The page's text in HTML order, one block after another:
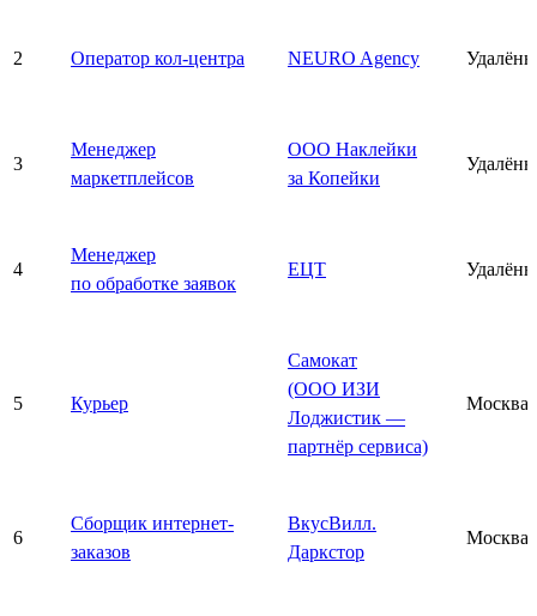
2 Оператор кол-центра NEURO Agency
3
Менеджер
маркетплейсов
ООО Наклейки
за Копейки
4
Менеджер
по обработке заявок
ЕЦТ
5 Курьер
Самокат
(ООО ИЗИ
Лоджистик —
партнёр сервиса)
Москва
6
Сборщик интернет-
заказов
ВкусВилл.
Даркстор
Москва